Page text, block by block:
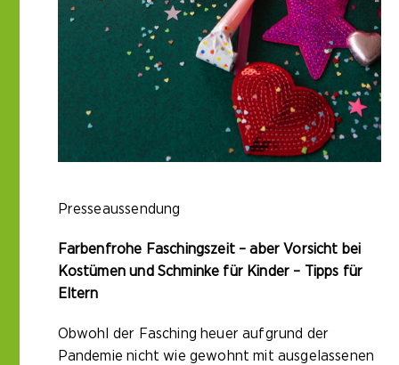
Presseaussendung
Farbenfrohe Faschingszeit – aber Vorsicht bei
Kostümen und Schminke für Kinder – Tipps für
Eltern
Obwohl der Fasching heuer aufgrund der
Pandemie nicht wie gewohnt mit ausgelassenen